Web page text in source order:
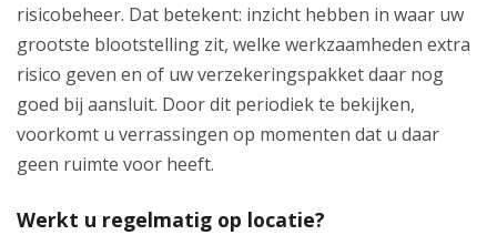
risicobeheer. Dat betekent: inzicht hebben in waar uw
grootste blootstelling zit, welke werkzaamheden extra
risico geven en of uw verzekeringspakket daar nog
goed bij aansluit. Door dit periodiek te bekijken,
voorkomt u verrassingen op momenten dat u daar
geen ruimte voor heeft.
Werkt u regelmatig op locatie?